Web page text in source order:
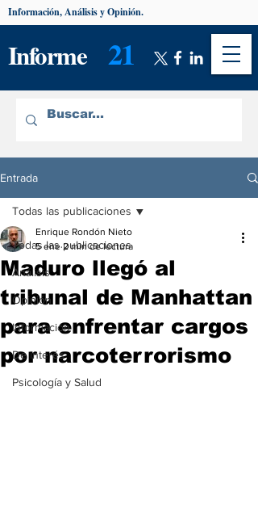
Informe 21
Información, Análisis y Opinión.
Entrada
Todas las publicaciones
Análisis
Opinión
Información
De interés
Psicología y Salud
Todas las publicaciones
Maduro llegó al
tribunal de Manhattan
para enfrentar cargos
por narcoterrorismo
Enrique Rondón Nieto
5 ene 2 min de lectura